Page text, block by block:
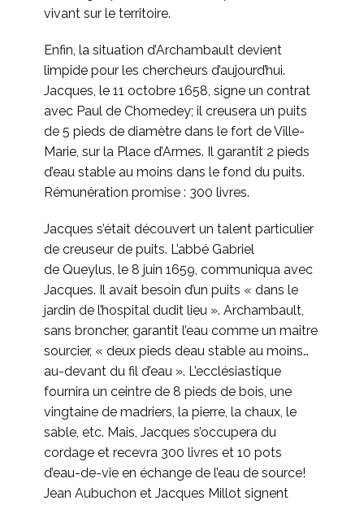
vivant sur le territoire.
Enfin, la situation d’Archambault devient
limpide pour les chercheurs d’aujourd’hui.
Jacques, le 11 octobre 1658, signe un contrat
avec Paul de Chomedey; il creusera un puits
de 5 pieds de diamètre dans le fort de Ville-
Marie, sur la Place d’Armes. Il garantit 2 pieds
d’eau stable au moins dans le fond du puits.
Rémunération promise : 300 livres.
Jacques s’était découvert un talent particulier
de creuseur de puits. L’abbé Gabriel
de Queylus, le 8 juin 1659, communiqua avec
Jacques. Il avait besoin d’un puits « dans le
jardin de l’hospital dudit lieu ». Archambault,
sans broncher, garantit l’eau comme un maître
sourcier, « deux pieds deau stable au moins…
au-devant du fil d’eau ». L’ecclésiastique
fournira un ceintre de 8 pieds de bois, une
vingtaine de madriers, la pierre, la chaux, le
sable, etc. Mais, Jacques s’occupera du
cordage et recevra 300 livres et 10 pots
d’eau-de-vie en échange de l’eau de source!
Jean Aubuchon et Jacques Millot signent